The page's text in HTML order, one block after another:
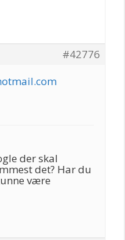
#42776
der skal
det? Har du
være